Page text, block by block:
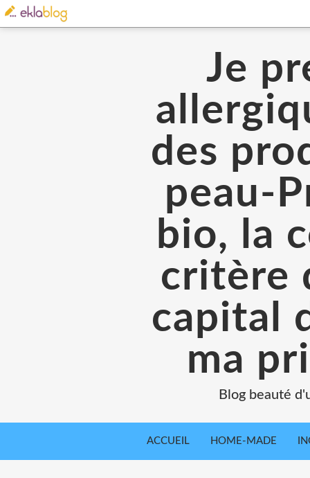
Je
des
peau-
bio, la
critère
capital
ma
Blog beauté
ACCUEIL HOME-MADE